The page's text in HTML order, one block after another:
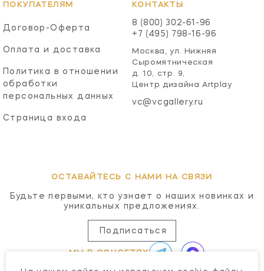
ПОКУПАТЕЛЯМ
Договор-Оферта
Оплата и доставка
Политика в отношении
обработки
персональных данных
Страница входа
КОНТАКТЫ
8 (800) 302-61-96
+7 (495) 798-16-96
Москва, ул. Нижняя
Сыромятническая
д. 10, стр. 9,
Центр дизайна Artplay
vc@vcgallery.ru
ОСТАВАЙТЕСЬ С НАМИ НА СВЯЗИ
Будьте первыми, кто узнает о наших новинках и
уникальных предложениях.
Подписаться
МЫ В СОЦСЕТЯХ